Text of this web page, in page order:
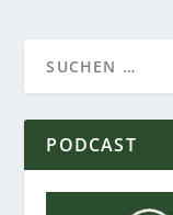
PODCAST